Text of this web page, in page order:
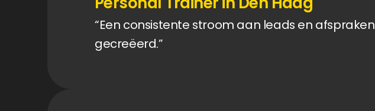
“Een consistente stroom aan leads en afspraken
gecreëerd.”